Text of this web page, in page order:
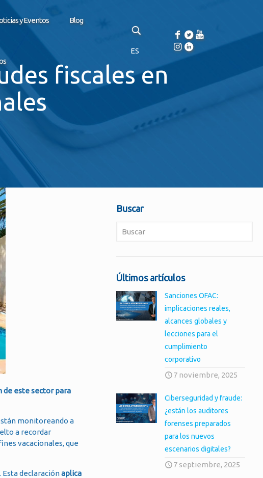
y Eventos Blog
ES
fiscales en
de este sector para
monitoreando a
a recordar
vacacionales, que
declaraciónaplica
Buscar
Últimos artículos
Sanciones OFAC:
implicaciones reales,
alcances globales y
lecciones para el
cumplimiento
corporativo
7 noviembre, 2025
Ciberseguridad y fraude:
¿están los auditores
forenses preparados
para los nuevos
escenarios digitales?
7 septiembre, 2025